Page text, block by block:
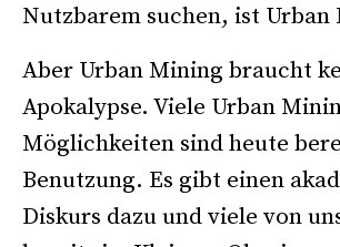
Nutzbarem suchen, ist Urban
Aber Urban Mining braucht
Apokalypse. Viele Urban
Möglichkeiten sind heute
Benutzung. Es gibt einen
Diskurs dazu und viele von